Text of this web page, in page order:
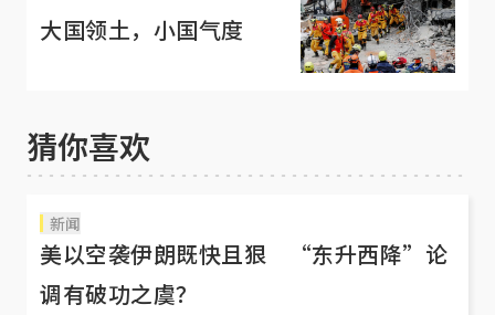
大国领土，小国气度
猜你喜欢
新闻
美以空袭伊朗既快且狠 “东升西降”论
调有破功之虞？